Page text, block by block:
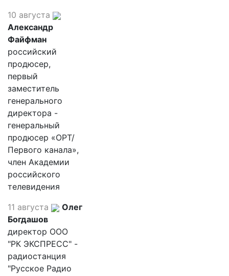
10 августа
Александр
Файфман
российский
продюсер,
первый
заместитель
генерального
директора -
генеральный
продюсер «ОРТ/
Первого канала»,
член Академии
российского
телевидения
11 августа
Олег
Богдашов
директор ООО
"РК ЭКСПРЕСС" -
радиостанция
"Русское Радио